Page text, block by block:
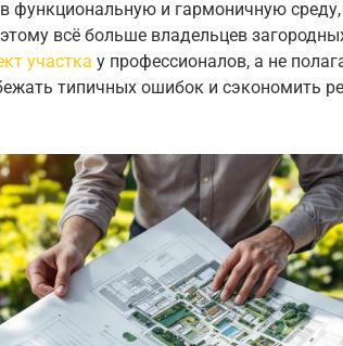
в функциональную и гармоничную
всё больше владельцев
участка у профессионалов, а не
типичных ошибок и сэкономить